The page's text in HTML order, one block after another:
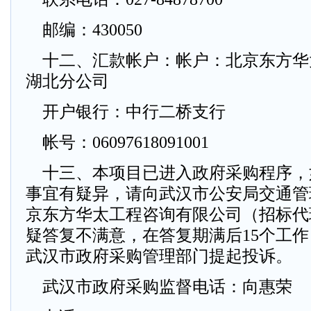
邮编：430050
十二、汇款帐户：帐户：北京东方
湖北分公司
开户银行：中行二桥支行
帐号：06097618091001
十三、本项目已进入政府采购程序
事宜有疑异，请向武汉市公安局交通
京东方华太工程咨询有限公司（招标
疑答复不满意，在答复期满后15个工
武汉市政府采购管理部门提起投诉。
武汉市政府采购监督电话：向惠荣